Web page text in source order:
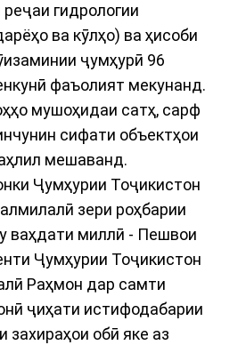
гидрологии
ва кӯлҳо) ва ҳисоби
ҷумҳурӣ 96
фаъолият мекунанд.
мушоҳидаи сатҳ, сарф
сифати объектҳои
мешаванд.
Ҷумҳурии Тоҷикистон
зери роҳбарии
ваҳдати миллӣ - Пешвои
Ҷумҳурии Тоҷикистон
Раҳмон дар самти
ҷиҳати истифодабарии
захираҳои обӣ яке аз